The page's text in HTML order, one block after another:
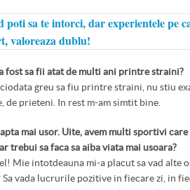
poti sa te intorci, dar experientele pe
valoreaza dublu!
fost sa fii atat de multi ani printre straini?
greu sa fiu printre straini, nu stiu
de prieteni. In rest m-am simtit bine.
mai usor. Uite, avem multi sportivi care
trebui sa faca sa aiba viata mai usoara?
Mie intotdeauna mi-a placut sa vad alte
Sa vada lucrurile pozitive in fiecare zi, in